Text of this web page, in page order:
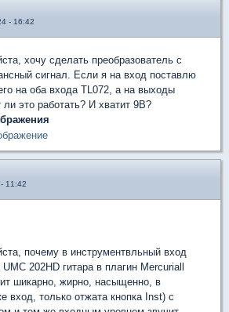
- 16:42
хочу сделать преобразователь с
сигнал. Если я на вход поставлю
на оба входа TL072, а на выходы
это работать? И хватит 9В?
11:42
почему в инструментвльный вход
202HD гитара в плагин Mercuriall
жирно, насыщенно, в
вход, только отжата кнопка Inst) с